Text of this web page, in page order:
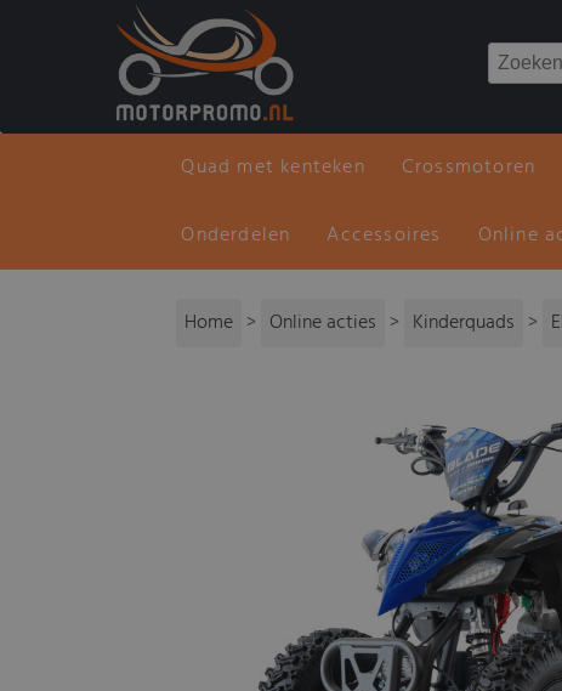
Quad met kenteken Crossmotoren
Onderdelen Accessoires Online
Home > Online acties > Kinderquads >